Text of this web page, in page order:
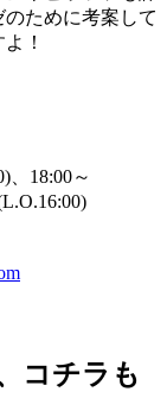
ために考案して
！
、18:00～
コチラも